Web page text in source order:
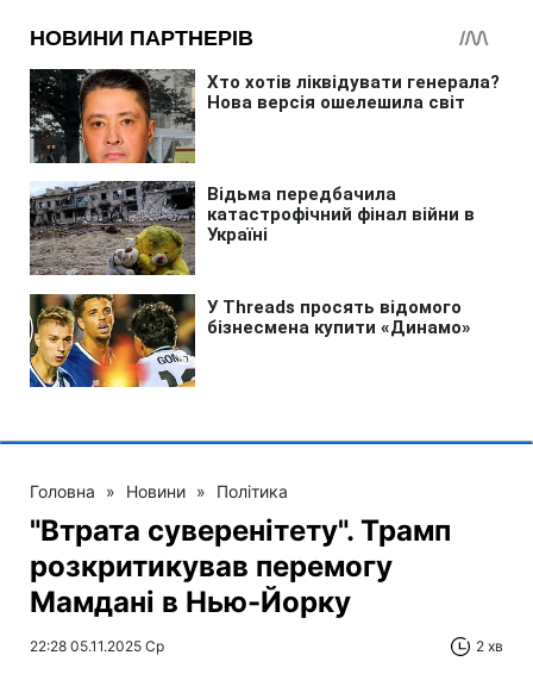
Головна » Новини » Політика
"Втрата суверенітету". Трамп
розкритикував перемогу
Мамдані в Нью-Йорку
22:28 05.11.2025 Ср 2 хв